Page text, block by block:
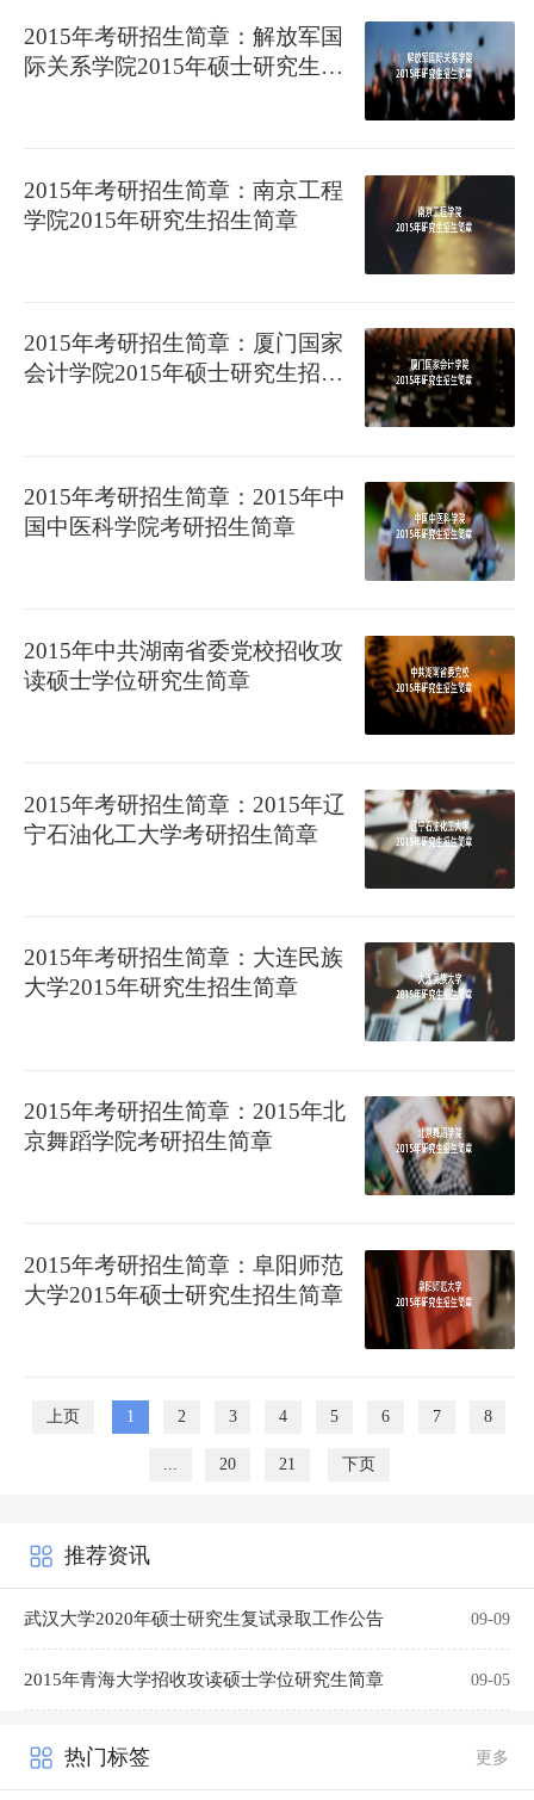
2015年考研招生简章：解放军国
际关系学院2015年硕士研究生招
2015年考研招生简章：南京工程
学院2015年研究生招生简章
2015年考研招生简章：厦门国家
会计学院2015年硕士研究生招生
2015年考研招生简章：2015年中
国中医科学院考研招生简章
2015年中共湖南省委党校招收攻
读硕士学位研究生简章
2015年考研招生简章：2015年辽
宁石油化工大学考研招生简章
2015年考研招生简章：大连民族
大学2015年研究生招生简章
2015年考研招生简章：2015年北
京舞蹈学院考研招生简章
2015年考研招生简章：阜阳师范
大学2015年硕士研究生招生简章
上页 1 2 3 4 5 6 7 8
20 21 下页
推荐资讯
武汉大学2020年硕士研究生复试录取工作公告 09-09
2015年青海大学招收攻读硕士学位研究生简章 09-05
热门标签 更多